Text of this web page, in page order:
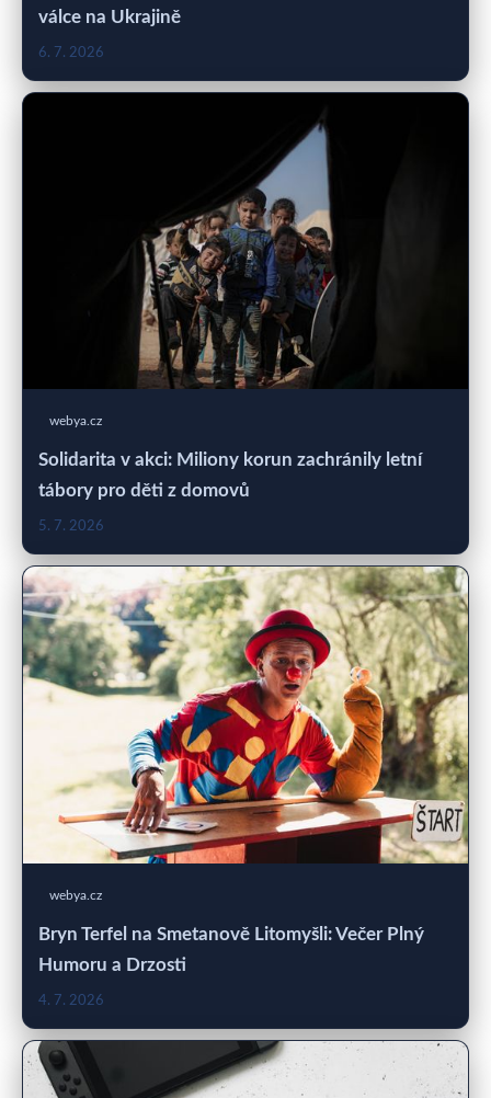
válce na Ukrajině
6. 7. 2026
webya.cz
Solidarita v akci: Miliony korun zachránily letní
tábory pro děti z domovů
5. 7. 2026
webya.cz
Bryn Terfel na Smetanově Litomyšli: Večer Plný
Humoru a Drzosti
4. 7. 2026